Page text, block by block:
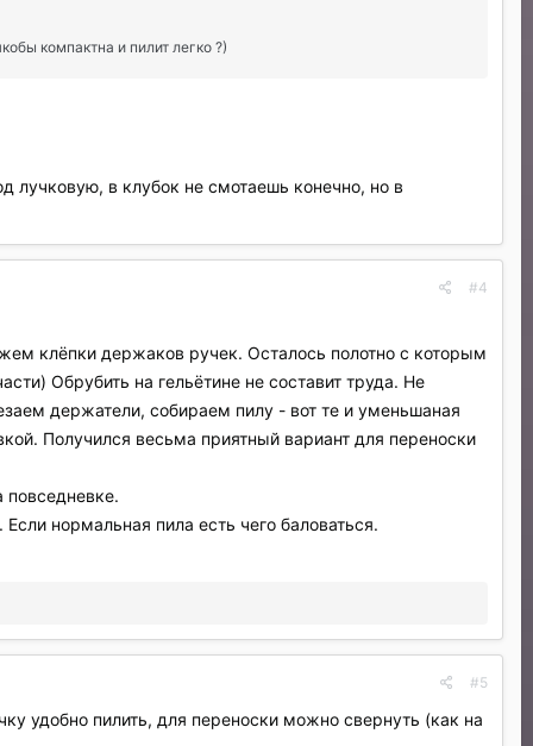
компактна и пилит легко ?)
в клубок не смотаешь конечно, но в
#4
клёпки держаков ручек. Осталось полотно с которым
Обрубить на гельётине не составит труда. Не
держатели, собираем пилу - вот те и уменьшаная
Получился весьма приятный вариант для переноски
нормальная пила есть чего баловаться.
#5
удобно пилить, для переноски можно свернуть (как на